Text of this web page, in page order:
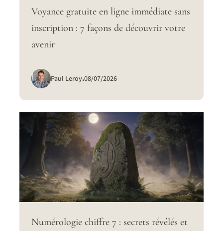
Voyance gratuite en ligne immédiate sans
inscription : 7 façons de découvrir votre
avenir
Paul Leroy.08/07/2026
Numérologie chiffre 7 : secrets révélés et